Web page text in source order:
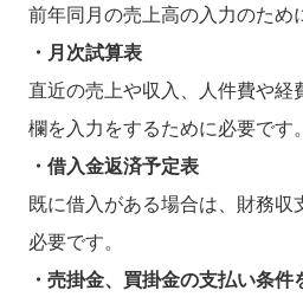
前年同月の売上高の入力のため
・月次試算表
直近の売上や収入、人件費や経
欄を入力をするために必要です。
・借入金返済予定表
既に借入がある場合は、財務収
必要です。
・売掛金、買掛金の支払い条件